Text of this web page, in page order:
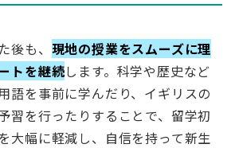
後も、 現地の授業をスムーズに理
トを継続します。科学や歴史など
語を事前に学んだり、イギリスの
習を行ったりすることで、留学初
大幅に軽減し、自信を持って新生